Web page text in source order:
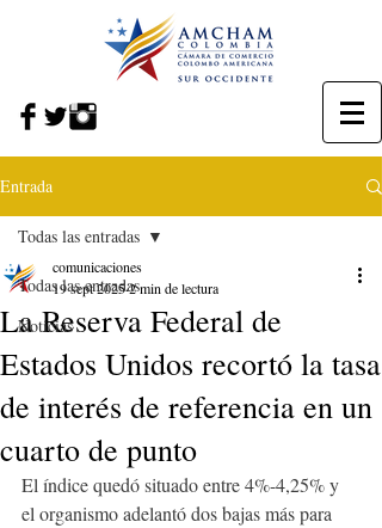
Entrada
Todas las entradas
Noticias
Todas las entradas
La Reserva Federal de
Estados Unidos recortó la tasa
de interés de referencia en un
cuarto de punto
comunicaciones
19 sept 20252 min de lectura
El índice quedó situado entre 4%-4,25% y
el organismo adelantó dos bajas más para